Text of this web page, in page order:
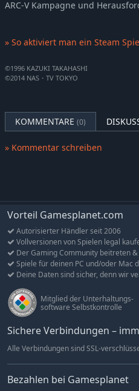
Yu-Gi-Oh! 5D's For the Future
Yu-Gi-Oh! Duelist Kingdom
ARC-V Kampagne und
» So aktiviert man ein Steam
©1996 KAZUKI TAKAHASHI
©2014 NAS・TV TOKYO
KOMMENTARE (0)
» Kommentar schreiben
Vorteil Gamesplanet.com
Autorisierter Händler seit 2006
Vollversionen von Spielen legal
Der Gaming Community beitreten
Spiele für deinen PC und/oder Mac
Deine Daten sind sicher, denn wir
Mitglied der Unterhaltungs-
software Selbstkontrolle
Sichere Verbindungen –
Alle Verbindungen sind SSL-
Bezahlen bei Gamesplanet